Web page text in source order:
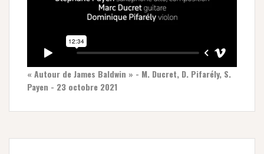
« Autour de James Baldwin » - M. Ducret, D. Pifarély, S.
Payen - 23 octobre 2021